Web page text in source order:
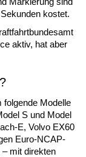
kostet.
aktiv, hat aber
folgende Modelle
S und Model
E, Volvo EX60
Euro-NCAP-
mit direkten